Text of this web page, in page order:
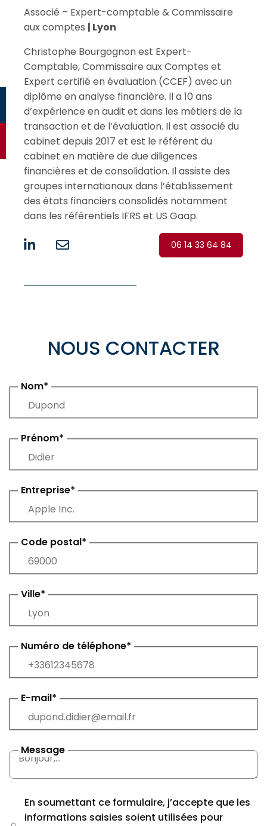
Associé – Expert-comptable & Commissaire
aux comptes | Lyon
Christophe Bourgognon est Expert-
Comptable, Commissaire aux Comptes et
Expert certifié en évaluation (CCEF) avec un
diplôme en analyse financière. Il a 10 ans
d’expérience en audit et dans les métiers de la
transaction et de l’évaluation. Il est associé du
cabinet depuis 2017 et est le référent du
cabinet en matière de due diligences
financières et de consolidation. Il assiste des
groupes internationaux dans l’établissement
des états financiers consolidés notamment
dans les référentiels IFRS et US Gaap.
06 14 33 64 84
NOUS CONTACTER
Nom*
Prénom*
Entreprise*
Code postal*
Ville*
Numéro de téléphone*
E-mail*
Message
En soumettant ce formulaire, j’accepte que les
informations saisies soient utilisées pour